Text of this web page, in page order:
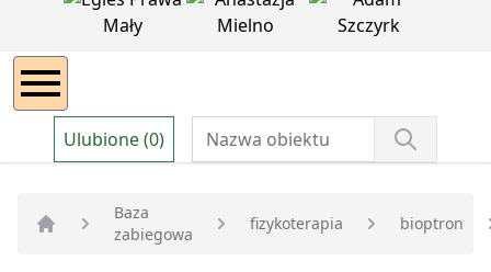
Ulubione (0)
Strona główna
Baza
zabiegowa
fizykoterapia bioptron